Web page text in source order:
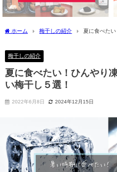
ホーム 梅干しの紹介
夏に食べたい
梅干しの紹介
夏に食べたい！ひんやり
い梅干し５選！
2022年6月8日 2024年12月15日